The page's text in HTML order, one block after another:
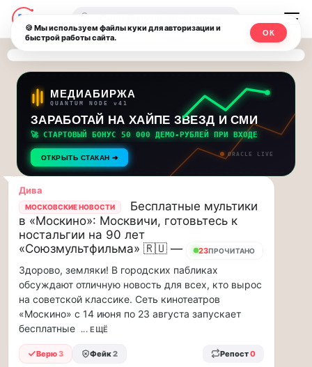
Последние
новости
и
обновления
потока:
Друзья,
приглашаем
на
музыкальную
прогулку
по
Москве
Чайковского!…
приглашаем
на
музыкальную
прогулку
по
Москве
Чайковского!
Москвичи.net
—
Главный
столичный
чат-
мессенджер,
новости
и
инсайды
Москвы
🔍
МЕДИАБИРЖА
QUANTUM NODE v41
ЗАРАБОТАЙ НА ХАЙПЕ ЗВЕЗД И СМИ
🚀 СТАРТОВЫЙ БОНУС 50 000 ДЕМО-РУБЛЕЙ ПРИ ВХОДЕ
ОТКРЫТЬ СТАКАН ➔ ORACLE LIVE
Дива
МОСКОВСКИЕ НОВОСТИ
Бесплатные мультики
в «Москино»: Москвичи, готовьтесь к
ностальгии на 90 лет
«Союзмультфильма» 🇷🇺 —
23ПРОЧИТАНО
Здорово, земляки! В городских пабликах
обсуждают отличную новость для всех, кто вырос
на советской классике. Сеть кинотеатров
«Москино» с 14 июня по 23 августа запускает
бесплатные ... ЕЩЁ
Верю3 Фейк2 Репост0
🍪 Мы используем файлы куки для авторизации и
быстрой работы сайта.
ОК